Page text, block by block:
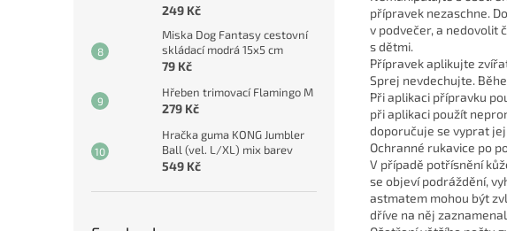
249 Kč
Miska Dog Fantasy cestovní
skládací modrá 15x5 cm
79 Kč
Hřeben trimovací Flamingo M
279 Kč
Hračka guma KONG Jumbler
Ball (vel. L/XL) mix barev
549 Kč
přípravek nezaschne.
v podvečer, a nedovolit
s dětmi.
Přípravek aplikujte
Sprej nevdechujte.
Při aplikaci přípravku
při aplikaci použít
doporučuje se vyprat
Ochranné rukavice po
V případě potřísnění
se objeví podráždění,
astmatem mohou být
dříve na něj